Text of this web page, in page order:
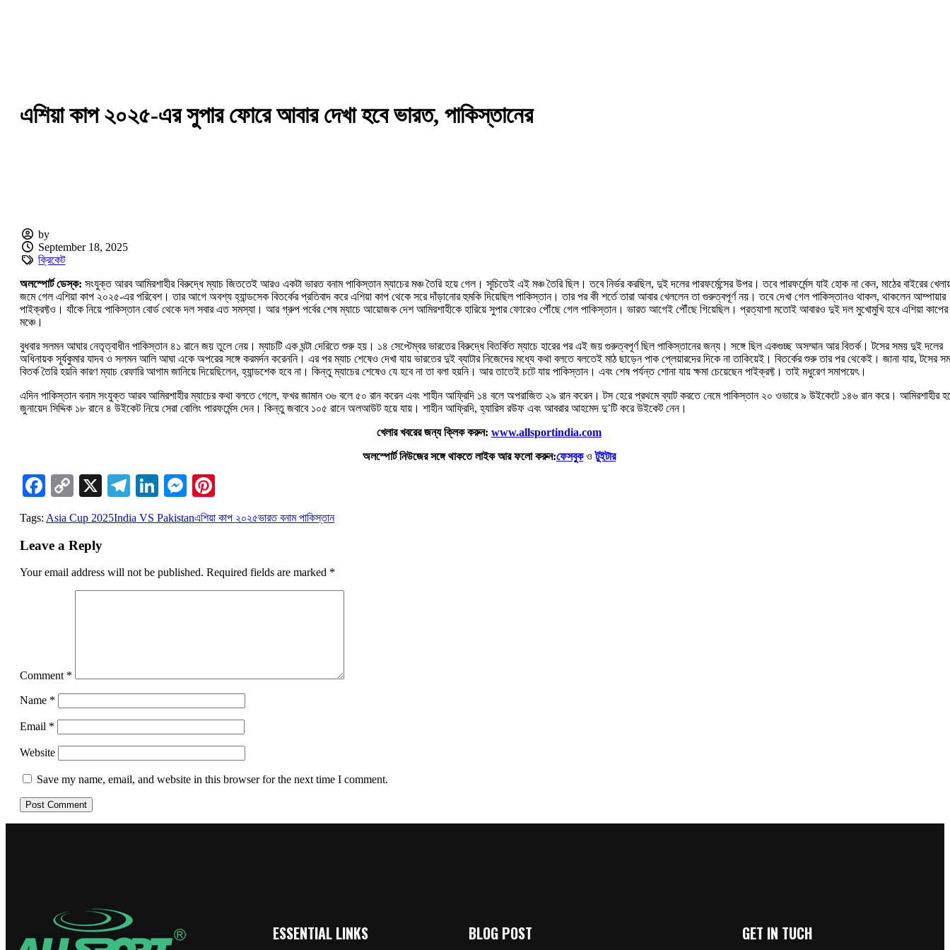
এশিয়া কাপ ২০২৫-এর সুপার ফোরে আবার দেখা হবে ভারত, পাকিস্তানের
by
September 18, 2025
ক্রিকেট
অলস্পোর্ট ডেস্ক: সংযুক্ত আরব আমিরশাহীর বিরুদ্ধে ম্যাচ জিততেই আরও একটা ভারত বনাম পাকিস্তান ম্যাচের মঞ্চ তৈরি হয়ে গেল। সূচিতেই এই মঞ্চ তৈরি ছিল। তবে নির্ভর করছিল, দুই দলের পারফর্মেন্সের উপর। তবে পারফর্মেন্স যাই হোক না কেন, মাঠের বাইরের
জমে গেল এশিয়া কাপ ২০২৫-এর পরিবেশ। তার আগে অবশ্য হ্যান্ডসেক বিতর্কের প্রতিবাদ করে এশিয়া কাপ থেকে সরে দাঁড়ানোর হুমকি দিয়েছিল পাকিস্তান। তার পর কী শর্তে তারা আবার খেললেন তা গুরুত্বপূর্ণ নয়। তবে দেখা গেল পাকিস্তানও থাকল, থাকলেন আম্পায়ার
পাইক্রফ্টও। যাঁকে নিয়ে পাকিস্তান বোর্ড থেকে দল সবার এত সমস্যা। আর গ্রুপ পর্বের শেষ ম্যাচে আয়োজক দেশ আমিরশাহীকে হারিয়ে সুপার ফোরেও পৌঁছে গেল পাকিস্তান। ভারত আগেই পৌঁছে গিয়েছিল। প্রত্যাশা মতোই আবারও দুই দল মুখোমুখি হবে এশিয়া কাপের
মঞ্চে।
বুধবার সলমন আঘার নেতৃত্বাধীন পাকিস্তান ৪১ রানে জয় তুলে নেয়। ম্যাচটি এক ঘন্টা দেরিতে শুরু হয়। ১৪ সেপ্টেম্বর ভারতের বিরুদ্ধে বিতর্কিত ম্যাচে হারের পর এই জয় গুরুত্বপূর্ণ ছিল পাকিস্তানের জন্য। সঙ্গে ছিল একগুচ্ছ অসম্মান আর বিতর্ক। টসের সময় দুই দলের
অধিনায়ক সূর্যকুমার যাদব ও সলমন আলি আঘা একে অপরের সঙ্গে করমর্দন করেননি। এর পর ম্যাচ শেষেও দেখা যায় ভারতের দুই ব্যাটার নিজেদের মধ্যে কথা বলতে বলতেই মাঠ ছাড়েন পাক প্লেয়ারদের দিকে না তাকিয়েই। বিতর্কের শুরু তার পর থেকেই। জানা যায়, টসের
বিতর্ক তৈরি হয়নি কারণ ম্যাচ রেফারি আগাম জানিয়ে দিয়েছিলেন, হ্যান্ডশেক হবে না। কিন্তু ম্যাচের শেষেও যে হবে না তা বলা হয়নি। আর তাতেই চটে যায় পাকিস্তান। এবং শেষ পর্যন্ত শোনা যায় ক্ষমা চেয়েছেন পাইক্রফ্ট। তাই মধুরেণ সমাপয়েৎ।
এদিন পাকিস্তান বনাম সংযুক্ত আরব আমিরশাহীর ম্যাচের কথা বলতে গেলে, ফখর জামান ৩৬ বলে ৫০ রান করেন এবং শাহীন আফ্রিদি ১৪ বলে অপরাজিত ২৯ রান করেন। টস হেরে প্রথমে ব্যাট করতে ‌নেমে পাকিস্তান ২০ ওভারে ৯ উইকেটে ১৪৬ রান করে। আমিরশাহীর
জুনায়েদ সিদ্দিক ১৮ রানে ৪ উইকেট নিয়ে সেরা বোলিং পারফর্মেন্স দেন। কিন্তু জবাবে ১০৫ রানে অলআউট হয়ে যায়। শাহীন আফ্রিদি, হ্যারিস রউফ এবং আবরার আহমেদ দু’টি করে উইকেট নেন।
খেলার খবরের জন্য ক্লিক করুন: www.allsportindia.com
অলস্পোর্ট নিউজের সঙ্গে থাকতে লাইক আর ফলো করুন:ফেসবুকওটুইটার
Facebook
Copy
Link
X Telegram
LinkedIn
Messenger
Tags: Asia Cup 2025India VS Pakistanএশিয়া কাপ ২০২৫ভারত বনাম পাকিস্তান
Leave a Reply
Your email address will not be published. Required fields are marked *
Comment *
Name *
Email *
Website
Save my name, email, and website in this browser for the next time I comment.
ESSENTIAL LINKS BLOG POST GET IN TUCH